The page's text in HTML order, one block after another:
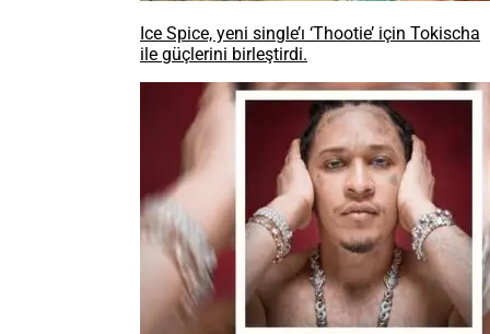
Ice Spice, yeni single’ı ‘Thootie’ için Tokischa
ile güçlerini birleştirdi.